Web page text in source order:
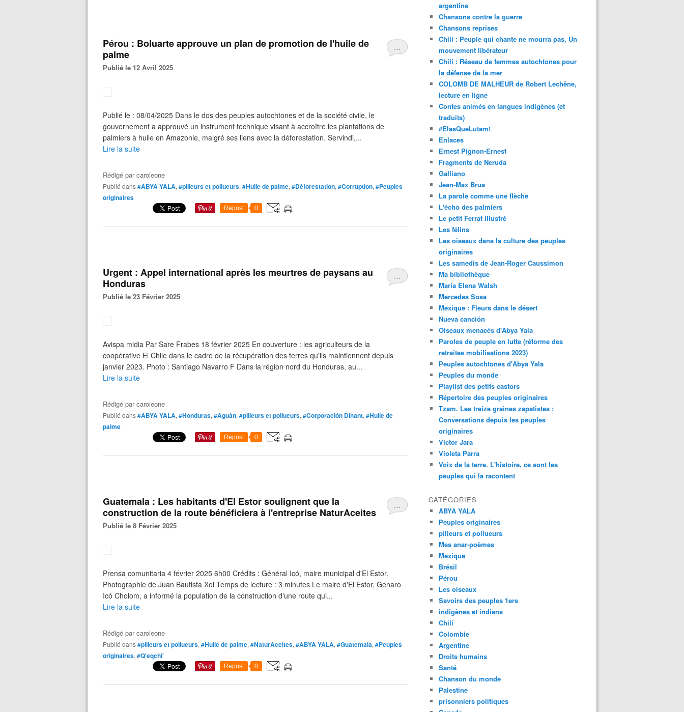
…
Pérou : Boluarte approuve un plan de promotion de l'huile de
palme
Publié le 12 Avril 2025
Publié le : 08/04/2025 Dans le dos des peuples autochtones et de la société civile, le
gouvernement a approuvé un instrument technique visant à accroître les plantations de
palmiers à huile en Amazonie, malgré ses liens avec la déforestation. Servindi,...
Lire la suite
Rédigé parcaroleone
Publié dans#ABYA YALA, #pilleurs et pollueurs, #Huile de palme, #Déforestation, #Corruption, #Peuples
originaires
Repost 0
…
Urgent : Appel international après les meurtres de paysans au
Honduras
Publié le 23 Février 2025
Avispa midia Par Sare Frabes 18 février 2025 En couverture : les agriculteurs de la
coopérative El Chile dans le cadre de la récupération des terres qu'ils maintiennent depuis
janvier 2023. Photo : Santiago Navarro F Dans la région nord du Honduras, au...
Lire la suite
Rédigé parcaroleone
Publié dans#ABYA YALA, #Honduras, #Aguán, #pilleurs et pollueurs, #Corporación Dinant, #Huile de
palme
Repost 0
…
Guatemala : Les habitants d'El Estor soulignent que la
construction de la route bénéficiera à l'entreprise NaturAceites
Publié le 8 Février 2025
Prensa comunitaria 4 février 2025 6h00 Crédits : Général Icó, maire municipal d'El Estor.
Photographie de Juan Bautista Xol Temps de lecture : 3 minutes Le maire d'El Estor, Genaro
Icó Cholom, a informé la population de la construction d'une route qui...
Lire la suite
Rédigé parcaroleone
Publié dans#pilleurs et pollueurs, #Huile de palme, #NaturAceites, #ABYA YALA, #Guatemala, #Peuples
originaires, #Q'eqchi'
Repost 0
argentine
Chansons contre la guerre
Chansons reprises
Chili : Peuple qui chante ne mourra pas, Un
mouvement libérateur
Chili : Réseau de femmes autochtones pour
la défense de la mer
COLOMB DE MALHEUR de Robert Lechêne,
lecture en ligne
Contes animés en langues indigènes (et
traduits)
#ElasQueLutam!
Enlaces
Ernest Pignon-Ernest
Fragments de Neruda
Galliano
Jean-Max Brua
La parole comme une flèche
L'écho des palmiers
Le petit Ferrat illustré
Les félins
Les oiseaux dans la culture des peuples
originaires
Les samedis de Jean-Roger Caussimon
Ma bibliothèque
Maria Elena Walsh
Mercedes Sosa
Mexique : Fleurs dans le désert
Nueva canción
Oiseaux menacés d'Abya Yala
Paroles de peuple en lutte (réforme des
retraites mobilisations 2023)
Peuples autochtones d'Abya Yala
Peuples du monde
Playlist des petits castors
Répertoire des peuples originaires
Tzam. Les treize graines zapatistes :
Conversations depuis les peuples
originaires
Victor Jara
Violeta Parra
Voix de la terre. L'histoire, ce sont les
peuples qui la racontent
CATÉGORIES
ABYA YALA
Peuples originaires
pilleurs et pollueurs
Mes anar-poèmes
Mexique
Brésil
Pérou
Les oiseaux
Savoirs des peuples 1ers
indigènes et indiens
Chili
Colombie
Argentine
Droits humains
Santé
Chanson du monde
Palestine
prisonniers politiques